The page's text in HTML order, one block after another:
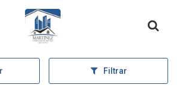
Página inicial
Filtrar